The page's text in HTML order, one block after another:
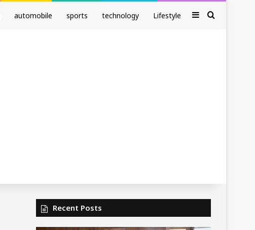
automobile sports technology Lifestyle SidebarSearch
Recent Posts